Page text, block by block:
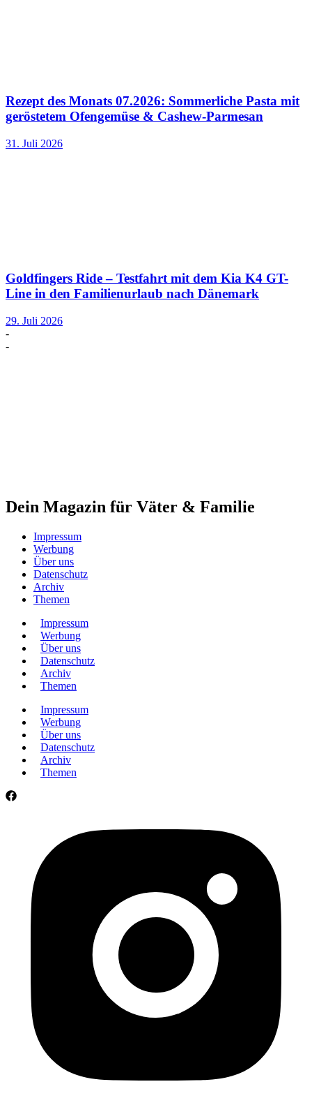
Rezept des Monats 07.2026: Sommerliche Pasta mit
geröstetem Ofengemüse & Cashew-Parmesan
31. Juli 2026
Goldfingers Ride – Testfahrt mit dem Kia K4 GT-
Line in den Familienurlaub nach Dänemark
29. Juli 2026
-
-
Dein Magazin für Väter & Familie
Impressum
Werbung
Über uns
Datenschutz
Archiv
Themen
Impressum
Werbung
Über uns
Datenschutz
Archiv
Themen
Impressum
Werbung
Über uns
Datenschutz
Archiv
Themen